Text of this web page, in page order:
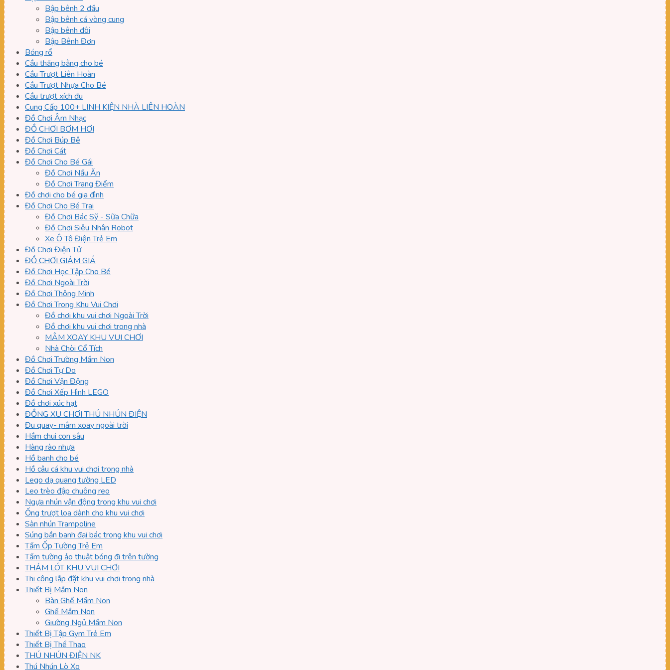
Bập bênh 2 đầu
Bập bênh cá vòng cung
Bập bênh đôi
Bập Bênh Đơn
Bóng rổ
Cầu thăng bằng cho bé
Cầu Trượt Liên Hoàn
Cầu Trượt Nhựa Cho Bé
Cầu trượt xích đu
Cung Cấp 100+ LINH KIỆN NHÀ LIÊN HOÀN
Đồ Chơi Âm Nhạc
ĐỒ CHƠI BƠM HƠI
Đồ Chơi Búp Bê
Đồ Chơi Cát
Đồ Chơi Cho Bé Gái
Đồ Chơi Nấu Ăn
Đồ Chơi Trang Điểm
Đồ chơi cho bé gia đình
Đồ Chơi Cho Bé Trai
Đồ Chơi Bác Sỹ - Sữa Chữa
Đồ Chơi Siêu Nhân Robot
Xe Ô Tô Điện Trẻ Em
Đồ Chơi Điện Tử
ĐỒ CHƠI GIẢM GIÁ
Đồ Chơi Học Tập Cho Bé
Đồ Chơi Ngoài Trời
Đồ Chơi Thông Minh
Đồ Chơi Trong Khu Vui Chơi
Đồ chơi khu vui chơi Ngoài Trời
Đồ chơi khu vui chơi trong nhà
MÂM XOAY KHU VUI CHƠI
Nhà Chòi Cổ Tích
Đồ Chơi Trường Mầm Non
Đồ Chơi Tự Do
Đồ Chơi Vận Động
Đồ Chơi Xếp Hình LEGO
Đồ chơi xúc hạt
ĐỒNG XU CHƠI THÚ NHÚN ĐIỆN
Đu quay- mâm xoay ngoài trời
Hầm chui con sâu
Hàng rào nhựa
Hồ banh cho bé
Hồ câu cá khu vui chơi trong nhà
Lego dạ quang tường LED
Leo trèo đập chuông reo
Ngựa nhún vận động trong khu vui chơi
Ống trượt loa dành cho khu vui chơi
Sàn nhún Trampoline
Súng bắn banh đại bác trong khu vui chơi
Tấm Ốp Tường Trẻ Em
Tấm tường ảo thuật bóng đi trên tường
THẢM LÓT KHU VUI CHƠI
Thi công lắp đặt khu vui chơi trong nhà
Thiết Bị Mầm Non
Bàn Ghế Mầm Non
Ghế Mầm Non
Giường Ngủ Mầm Non
Thiết Bị Tập Gym Trẻ Em
Thiết Bị Thể Thao
THÚ NHÚN ĐIỆN NK
Thú Nhún Lò Xo